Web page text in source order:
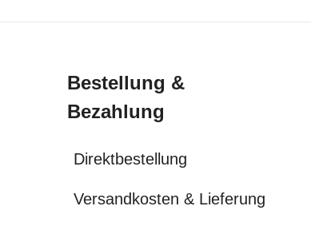
Bestellung &
Bezahlung
Direktbestellung
Versandkosten & Lieferung